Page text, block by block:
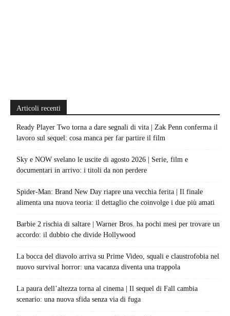
Articoli recenti
Ready Player Two torna a dare segnali di vita | Zak Penn conferma il
lavoro sul sequel: cosa manca per far partire il film
Sky e NOW svelano le uscite di agosto 2026 | Serie, film e
documentari in arrivo: i titoli da non perdere
Spider-Man: Brand New Day riapre una vecchia ferita | Il finale
alimenta una nuova teoria: il dettaglio che coinvolge i due più amati
Barbie 2 rischia di saltare | Warner Bros. ha pochi mesi per trovare un
accordo: il dubbio che divide Hollywood
La bocca del diavolo arriva su Prime Video, squali e claustrofobia nel
nuovo survival horror: una vacanza diventa una trappola
La paura dell’altezza torna al cinema | Il sequel di Fall cambia
scenario: una nuova sfida senza via di fuga